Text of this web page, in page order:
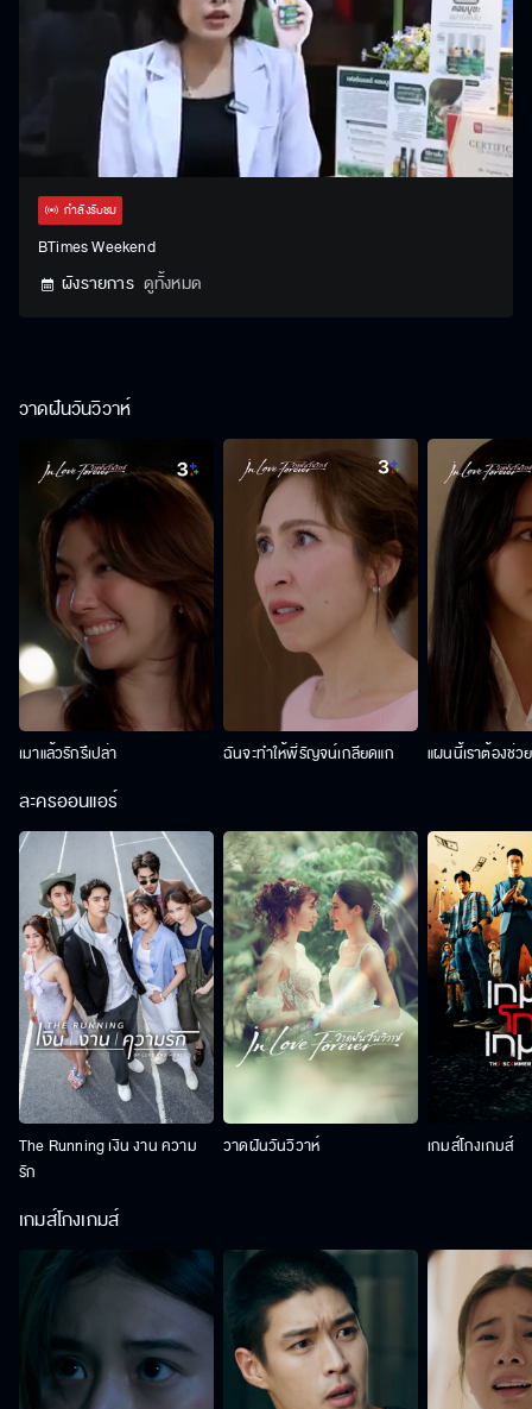
Unmute Stream Settings
กำลังรับชม
BTimes Weekend
ผังรายการ ดูทั้งหมด
วาดฝันวันวิวาห์
เมาแล้วรักรึเปล่า ฉันจะทำให้พี่รัญจน์เกลียดแก แผนนี้เราต้องช่ว
ละครออนแอร์
The Running เงิน งาน ความ
รัก
วาดฝันวันวิวาห์ เกมส์โกงเกมส์
เกมส์โกงเกมส์